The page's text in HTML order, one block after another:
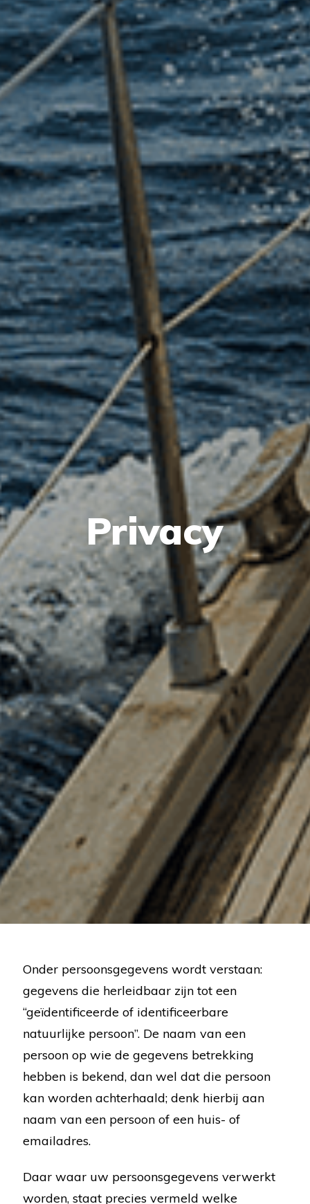
Privacy
Onder persoonsgegevens wordt verstaan:
gegevens die herleidbaar zijn tot een
“geïdentificeerde of identificeerbare
natuurlijke persoon”. De naam van een
persoon op wie de gegevens betrekking
hebben is bekend, dan wel dat die persoon
kan worden achterhaald; denk hierbij aan
naam van een persoon of een huis- of
emailadres.
Daar waar uw persoonsgegevens verwerkt
worden, staat precies vermeld welke